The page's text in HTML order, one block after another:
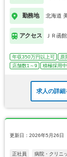
勤務地 北海道
アクセス ＪＲ函
年収350万円以上可 原
店舗数1～9
積極採用中
求人の詳細
更新日：2026年5月26日
正社員 病院・クリニ